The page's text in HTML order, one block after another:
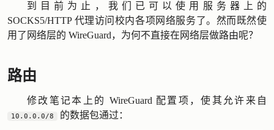
到目前为止，我们已可以使用服务器上的
SOCKS5/HTTP 代理访问校内各项网络服务了。然而既然使
用了网络层的 WireGuard，为何不直接在网络层做路由呢？
路由
修改笔记本上的 WireGuard 配置项，使其允许来自
10.0.0.0/8 的数据包通过：